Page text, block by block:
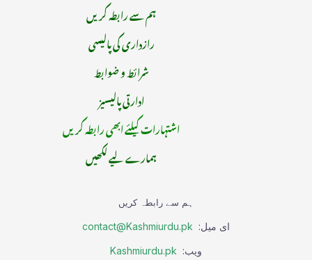
ہم سے رابطہ کریں
رازداری کی پالیسی
شرائط و ضوابط
ادارتی پالیسیز
اشتہارات کیلئے ابھی رابطہ کریں
ہمارے لیے لکھیں
ہم سے رابطہ کریں
ای میل: contact@Kashmiurdu.pk
ویب: Kashmiurdu.pk